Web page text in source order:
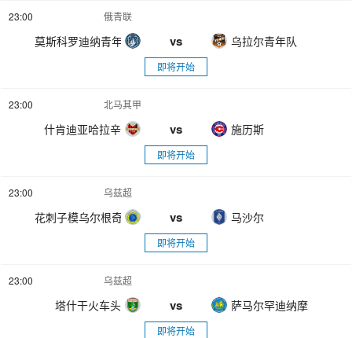
23:00 俄青联
莫斯科罗迪纳青年队 vs 乌拉尔青年队
即将开始
23:00 北马其甲
什肯迪亚哈拉辛 vs 施历斯
即将开始
23:00 乌兹超
花刺子模乌尔根奇 vs 马沙尔
即将开始
23:00 乌兹超
塔什干火车头 vs 萨马尔罕迪纳摩
即将开始